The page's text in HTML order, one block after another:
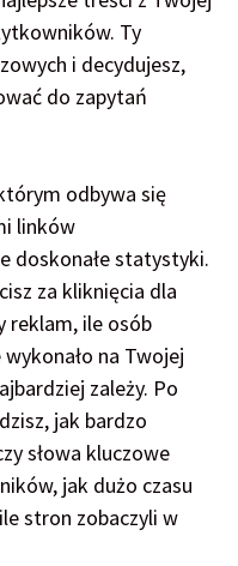
Ty
i decydujesz,
do zapytań
odbywa się
linków
doskonałe statystyki.
za kliknięcia dla
reklam, ile osób
na Twojej
zależy. Po
jak bardzo
słowa kluczowe
jak dużo czasu
stron zobaczyli w